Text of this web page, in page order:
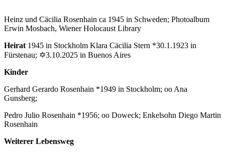
Heinz und Cäcilia Rosenhain ca 1945 in Schweden; Photoalbum
Erwin Mosbach, Wiener Holocaust Library
Heirat 1945 in Stockholm Klara Cäcilia Stern *30.1.1923 in
Fürstenau; ✡3.10.2025 in Buenos Aires
Kinder
Gerhard Gerardo Rosenhain *1949 in Stockholm; oo Ana
Gunsberg;
Pedro Julio Rosenhain *1956; oo Doweck; Enkelsohn Diego Martin
Rosenhain
Weiterer Lebensweg